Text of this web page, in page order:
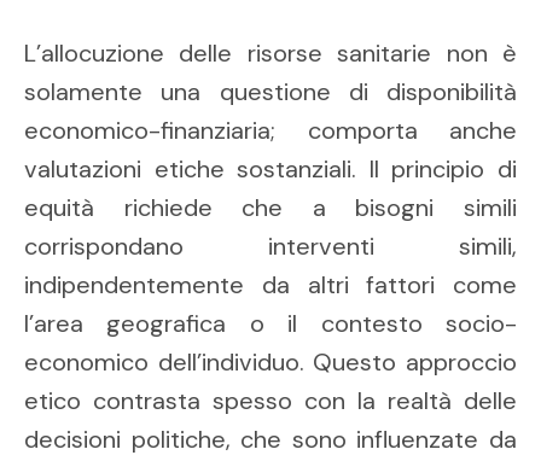
L’allocuzione delle risorse sanitarie non è
solamente una questione di disponibilità
economico-finanziaria; comporta anche
valutazioni etiche sostanziali. Il principio di
equità richiede che a bisogni simili
corrispondano interventi simili,
indipendentemente da altri fattori come
l’area geografica o il contesto socio-
economico dell’individuo. Questo approccio
etico contrasta spesso con la realtà delle
decisioni politiche, che sono influenzate da